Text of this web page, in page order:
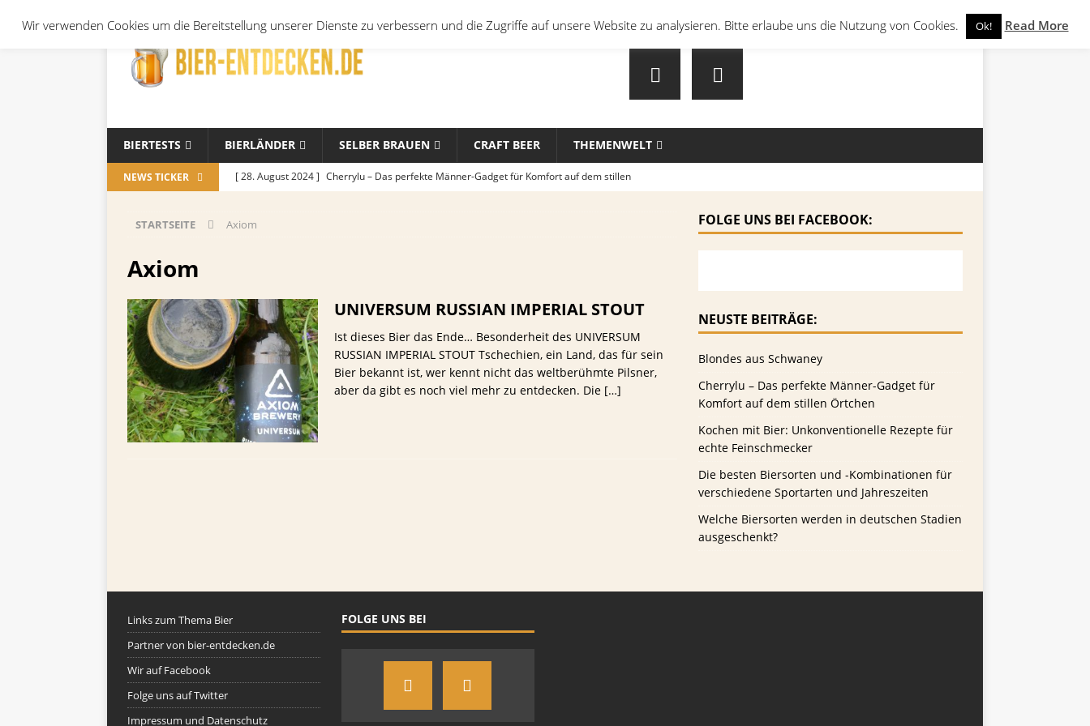
BIERTESTS BIERLÄNDER SELBER BRAUEN CRAFT BEER THEMENWELT
NEWS TICKER [ 28. August 2024 ] Cherrylu – Das perfekte Männer-Gadget für Komfort auf dem stillen
[ 14. November 2023 ]
und Jahreszeiten
ALLGEMEIN
[ 26. September 2023 ] Welche Biersorten werden in deutschen Stadien ausgeschenkt?
TIPPS FÜR BIERTRINKER
[ 29. Mai 2025 ] Blondes aus Schwaney BIERTESTS
STARTSEITE Axiom
Axiom
UNIVERSUM RUSSIAN IMPERIAL STOUT
Ist dieses Bier das Ende… Besonderheit des UNIVERSUM
RUSSIAN IMPERIAL STOUT Tschechien, ein Land, das für sein
Bier bekannt ist, wer kennt nicht das weltberühmte Pilsner,
aber da gibt es noch viel mehr zu entdecken. Die […]
FOLGE UNS BEI FACEBOOK:
NEUSTE BEITRÄGE:
Blondes aus Schwaney
Cherrylu – Das perfekte Männer-Gadget für
Komfort auf dem stillen Örtchen
Kochen mit Bier: Unkonventionelle Rezepte für
echte Feinschmecker
Die besten Biersorten und -Kombinationen für
verschiedene Sportarten und Jahreszeiten
Welche Biersorten werden in deutschen Stadien
ausgeschenkt?
Links zum Thema Bier
Partner von bier-entdecken.de
Wir auf Facebook
Folge uns auf Twitter
Impressum und Datenschutz
FOLGE UNS BEI
Wir verwenden Cookies um die Bereitstellung unserer Dienste zu verbessern und die Zugriffe auf unsere Website zu analysieren. Bitte erlaube uns die Nutzung von Cookies. Ok! Read More